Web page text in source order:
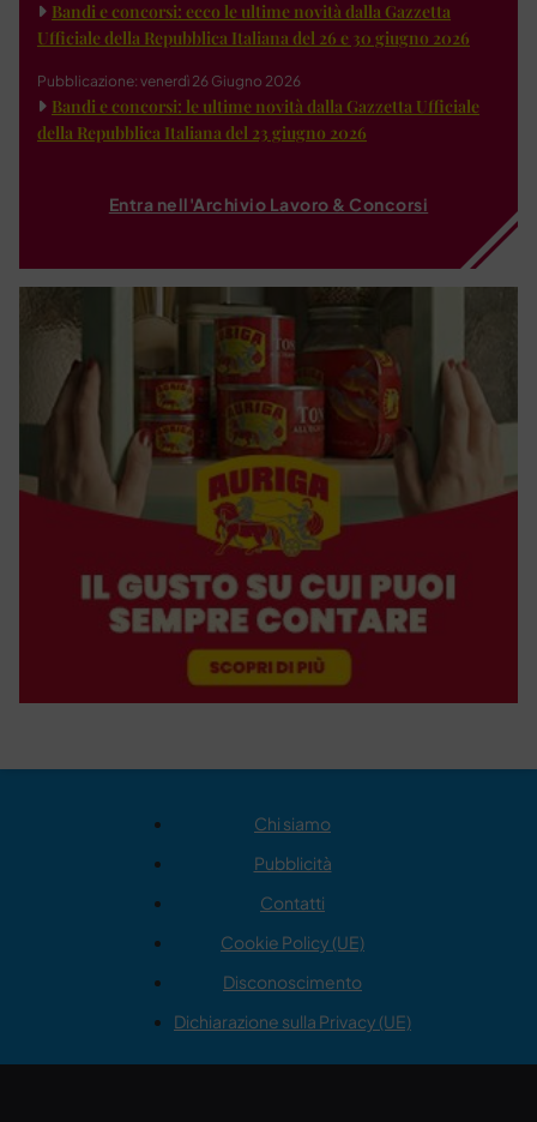
Bandi e concorsi: ecco le ultime novità dalla Gazzetta
Ufficiale della Repubblica Italiana del 26 e 30 giugno 2026
Pubblicazione: venerdì 26 Giugno 2026
Bandi e concorsi: le ultime novità dalla Gazzetta Ufficiale
della Repubblica Italiana del 23 giugno 2026
Entra nell'Archivio Lavoro & Concorsi
Chi siamo
Pubblicità
Contatti
Cookie Policy (UE)
Disconoscimento
Dichiarazione sulla Privacy (UE)